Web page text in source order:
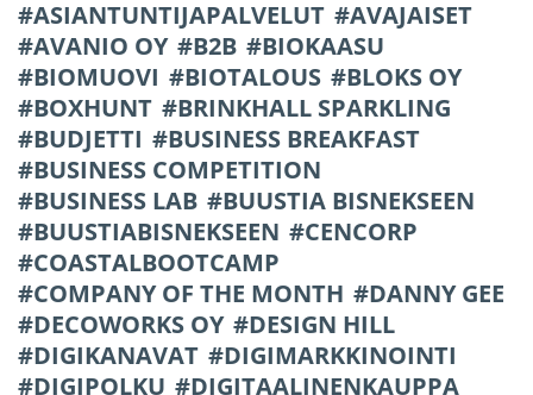
ASIANTUNTIJAPALVELUT
AVAJAISET
AVANIO OY
B2B
BIOKAASU
BIOMUOVI
BIOTALOUS
BLOKS OY
BOXHUNT
BRINKHALL SPARKLING
BUDJETTI
BUSINESS BREAKFAST
BUSINESS COMPETITION
BUSINESS LAB
BUUSTIA BISNEKSEEN
BUUSTIABISNEKSEEN
CENCORP
COASTALBOOTCAMP
COMPANY OF THE MONTH
DANNY GEE
DECOWORKS OY
DESIGN HILL
DIGIKANAVAT
DIGIMARKKINOINTI
DIGIPOLKU
DIGITAALINENKAUPPA